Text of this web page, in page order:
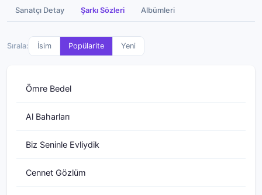
Sanatçı Detay Şarkı Sözleri Albümleri
Sırala: İsim Popülarite Yeni
Ömre Bedel
Al Baharları
Biz Seninle Evliydik
Cennet Gözlüm